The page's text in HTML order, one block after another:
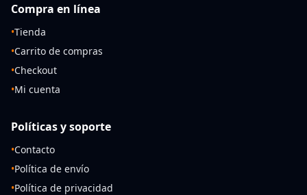
Compra en línea
•Tienda
•Carrito de compras
•Checkout
•Mi cuenta
Políticas y soporte
•Contacto
•Política de envío
•Política de privacidad